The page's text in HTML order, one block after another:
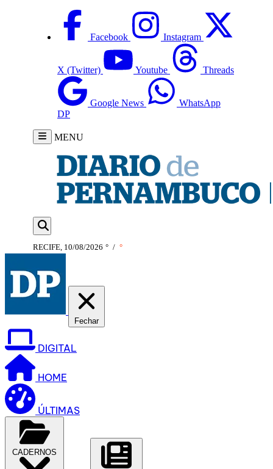
Facebook Instagram
X (Twitter) Youtube Threads
Google News
WhatsApp
DP
MENU
RECIFE, 10/08/2026 ° / °
Fechar
DIGITAL
HOME
ÚLTIMAS
CADERNOS